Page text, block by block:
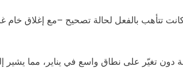
تتأهب بالفعل لحالة تصحيح –مع إغلاق
تغيّر على نطاق واسع في يناير، مما يشير